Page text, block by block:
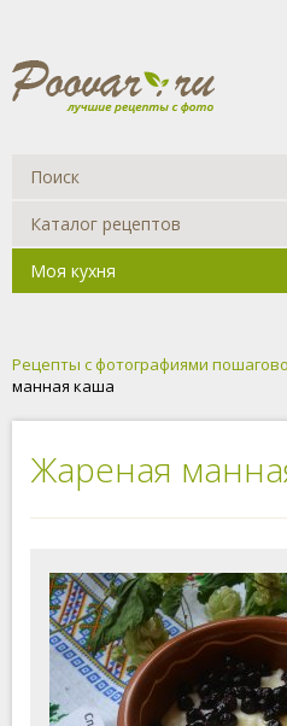
Каталог рецептов
Моя кухня
Рецепты с фотографиями пошагово
манная каша
Жареная